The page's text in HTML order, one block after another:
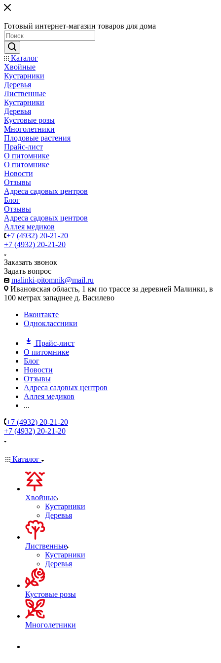
Готовый интернет-магазин товаров для дома
Каталог
Хвойные
Кустарники
Деревья
Лиственные
Кустарники
Деревья
Кустовые розы
Многолетники
Плодовые растения
Прайс-лист
О питомнике
О питомнике
Новости
Отзывы
Адреса садовых центров
Блог
Отзывы
Адреса садовых центров
Аллея медиков
+7 (4932) 20-21-20
+7 (4932) 20-21-20
Заказать звонок
Задать вопрос
malinki-pitomnik@mail.ru
Ивановская область, 1 км по трассе за деревней Малинки, в
100 метрах западнее д. Василево
Вконтакте
Одноклассники
Прайс-лист
О питомнике
Блог
Новости
Отзывы
Адреса садовых центров
Аллея медиков
...
+7 (4932) 20-21-20
+7 (4932) 20-21-20
Каталог
Хвойные
Кустарники
Деревья
Лиственные
Кустарники
Деревья
Кустовые розы
Многолетники